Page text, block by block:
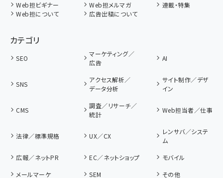
Web担ビギナー Web担メルマガ
連載・特集
Web担について
広告出稿について
カテゴリ
SEO
マーケティング／
広告
AI
SNS
アクセス解析／
データ分析
サイト制作／デザ
イン
CMS
調査／リサーチ／
統計
Web担当者／仕事
法律／標準規格 UX／CX
レンサバ／システ
ム
広報／ネットPR
EC／ネットショップ
モバイル
メールマーケ
SEM その他